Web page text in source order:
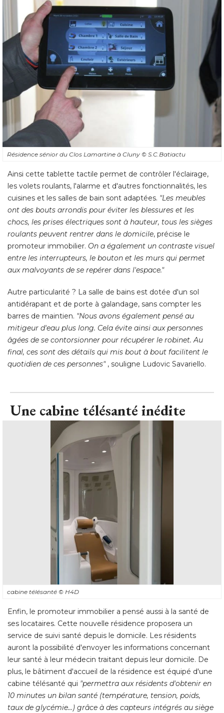
Résidence sénior du Clos Lamartine à Cluny © S.C.Batiactu
Ainsi cette tablette tactile permet de contrôler l'éclairage,
les volets roulants, l'alarme et d'autres fonctionnalités, les
cuisines et les salles de bain sont adaptées. "Les meubles
ont des bouts arrondis pour éviter les blessures et les
chocs, les prises électriques sont à hauteur, tous les sièges
roulants peuvent rentrer dans le domicile, précise le
promoteur immobilier. On a également un contraste visuel
entre les interrupteurs, le bouton et les murs qui permet
aux malvoyants de se repérer dans l'espace."
Autre particularité ? La salle de bains est dotée d'un sol
antidérapant et de porte à galandage, sans compter les
barres de maintien. "Nous avons également pensé au
mitigeur d'eau plus long. Cela évite ainsi aux personnes
âgées de se contorsionner pour récupérer le robinet. Au
final, ces sont des détails qui mis bout à bout facilitent le
quotidien de ces personnes" , souligne Ludovic Savariello.
Une cabine télésanté inédite
cabine télésanté © H4D
Enfin, le promoteur immobilier a pensé aussi à la santé de
ses locataires. Cette nouvelle résidence proposera un
service de suivi santé depuis le domicile. Les résidents
auront la possibilité d'envoyer les informations concernant
leur santé à leur médecin traitant depuis leur domicile. De
plus, le bâtiment d'accueil de la résidence est équipé d'une
cabine télésanté qui "permettra aux résidents d'obtenir en
10 minutes un bilan santé (température, tension, poids,
taux de glycémie...) grâce à des capteurs intégrés au siège